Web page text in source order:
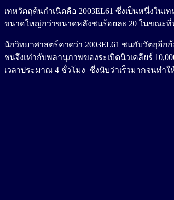
เทหวัตถุต้นกำเนิดคือ 2003EL61 ซึ่งเป็นหนึ่งใ
ขนาดใหญ่กว่าขนาดหลังชนร้อยละ 20 ในขณะที่
นักวิทยาศาสตร์คาดว่า 2003EL61 ชนกับวัตถุอี
ชนจึงเท่ากับพลานุภาพของระเบิดนิวเคลียร์
เวลาประมาณ 4 ชั่วโมง ซึ่งนับว่าเร็วมากจนทำ